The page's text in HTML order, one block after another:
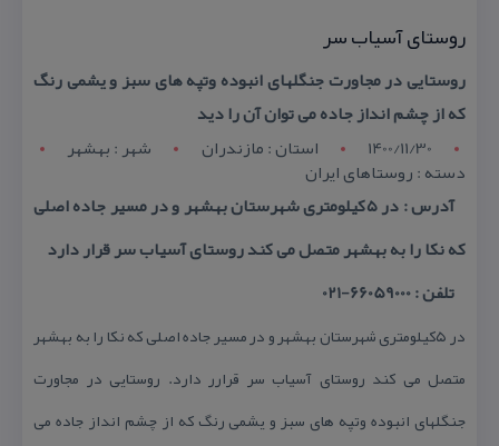
روستای آسیاب سر
روستایی در مجاورت جنگلهای انبوده وتپه های سبز و یشمی رنگ
كه از چشم انداز جاده می توان آن را دید
1400/11/30
استان : مازندران شهر : بهشهر
دسته : روستاهای ایران
آدرس : در ۵كیلومتری شهرستان بهشهر و در مسیر جاده اصلی
كه نكا را به بهشهر متصل می كند روستای آسیاب سر قرار دارد
تلفن : 66059000-021
در ۵كیلومتری شهرستان بهشهر و در مسیر جاده اصلی كه نكا را به بهشهر
متصل می كند روستای آسیاب سر قرارر دارد. روستایی در مجاورت
جنگلهای انبوده وتپه های سبز و یشمی رنگ كه از چشم انداز جاده می